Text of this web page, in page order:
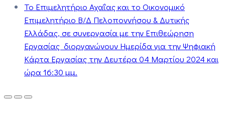
Το Επιμελητήριο Αχαΐας και το Οικονομικό
Επιμελητήριο Β/Δ Πελοποννήσου & Δυτικής
Ελλάδας, σε συνεργασία με την Επιθεώρηση
Εργασίας διοργανώνουν Ημερίδα για την Ψηφιακή
Κάρτα Εργασίας την Δευτέρα 04 Μαρτίου 2024 και
ώρα 16:30 μμ.